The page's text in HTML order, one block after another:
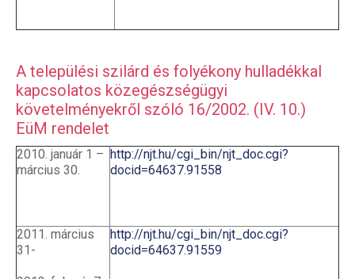
A települési szilárd és folyékony hulladékkal
kapcsolatos közegészségügyi
követelményekről szóló 16/2002. (IV. 10.)
EüM rendelet
2010. január 1 –
március 30.
http://njt.hu/cgi_bin/njt_doc.cgi?
docid=64637.91558
2011. március
31-
http://njt.hu/cgi_bin/njt_doc.cgi?
docid=64637.91559